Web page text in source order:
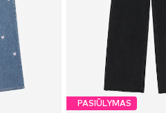
PASIŪLYMAS